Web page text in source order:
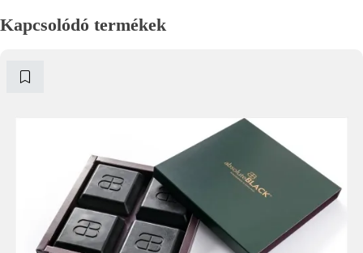
Kapcsolódó termékek